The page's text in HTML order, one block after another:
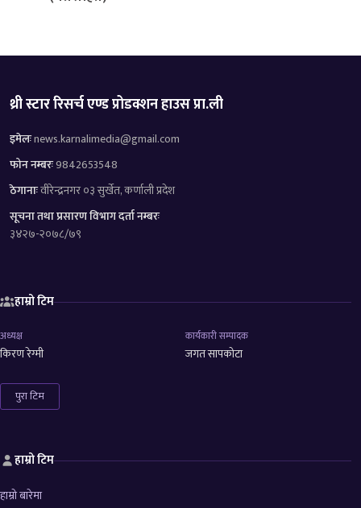
थ्री स्टार रिसर्च एण्ड प्रोडक्शन हाउस प्रा.ली
इमेलःnews.karnalimedia@gmail.com
फोन नम्बरः9842653548
ठेगानाःवीरेन्द्रनगर ०३ सुर्खेत, कर्णाली प्रदेश
सूचना तथा प्रसारण विभाग दर्ता नम्बरः
३४२७-२०७८/७९
हाम्रो टिम
अध्यक्ष
किरण रेग्मी
कार्यकारी सम्पादक
जगत सापकोटा
पुरा टिम
हाम्रो टिम
हाम्रो बारेमा